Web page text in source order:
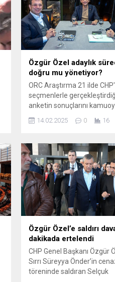
Özgür Özel adaylık
doğru mu yönetiyor?
ORC Araştırma 21 ilde
seçmenlerle
anketin sonuçlarını
Özel'in Cumhurbaşkanlığı
düşünüyor musunuz?"
sorulurken yanıtlar dikkat
14.02.2025 0 16
Özgür Özel’e saldırı
dakikada ertelendi
CHP Genel Başkanı Özgür
Sırrı Süreyya Önder’in
töreninde saldıran Selçuk